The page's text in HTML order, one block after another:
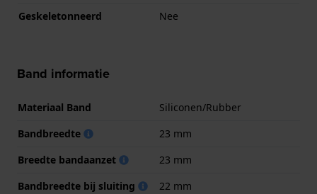
Geskeletonneerd
Nee
Band informatie
Materiaal Band
Siliconen/Rubber
Bandbreedte
23 mm
Breedte bandaanzet
23 mm
Bandbreedte bij sluiting
22 mm